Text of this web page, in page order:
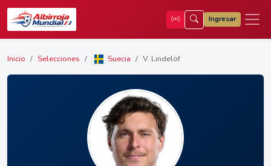
Ingresar
Inicio Selecciones Suecia V. Lindelöf